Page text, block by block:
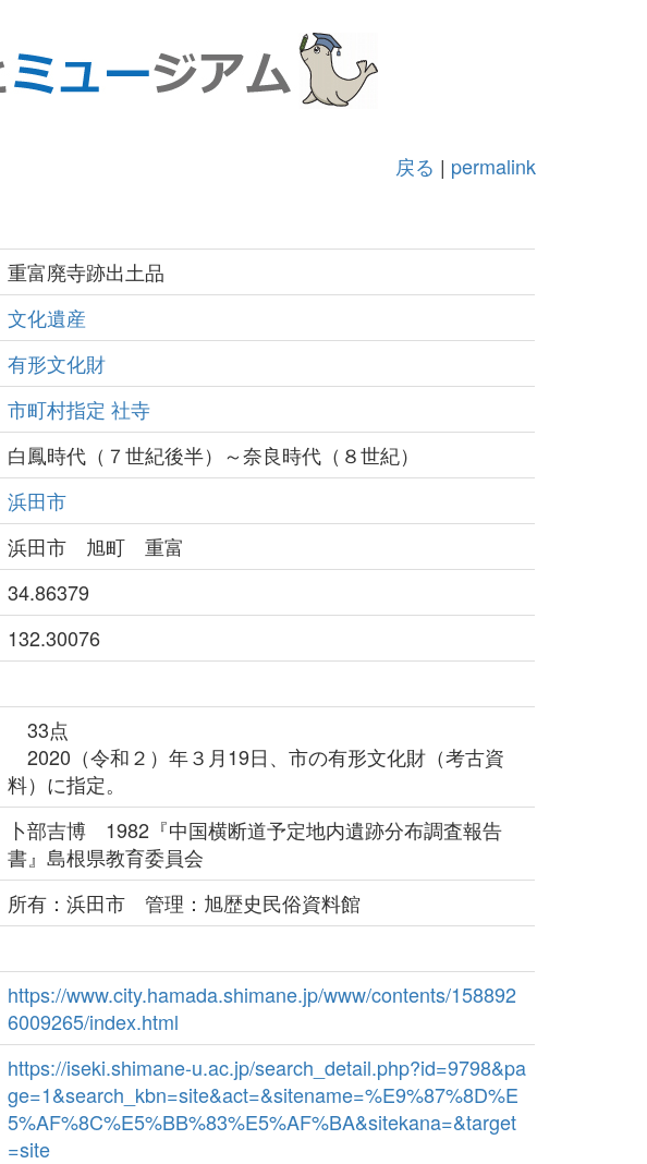
戻る | permalink
重富廃寺跡出土品
文化遺産
有形文化財
市町村指定 社寺
白鳳時代（７世紀後半）～奈良時代（８世紀）
浜田市
浜田市 旭町 重富
34.86379
132.30076
33点
2020（令和２）年３月19日、市の有形文化財（考古資
料）に指定。
卜部吉博 1982『中国横断道予定地内遺跡分布調査報告
書』島根県教育委員会
所有：浜田市 管理：旭歴史民俗資料館
https://www.city.hamada.shimane.jp/www/contents/158892
6009265/index.html
https://iseki.shimane-u.ac.jp/search_detail.php?id=9798&pa
ge=1&search_kbn=site&act=&sitename=%E9%87%8D%E
5%AF%8C%E5%BB%83%E5%AF%BA&sitekana=&target
=site